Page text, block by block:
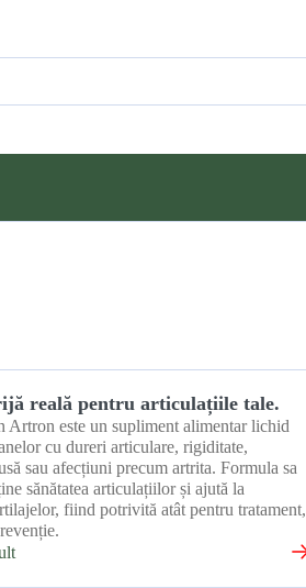
reală pentru articulațiile tale.
Artron este un supliment alimentar lichid
cu dureri articulare, rigiditate,
sau afecțiuni precum artrita. Formula sa
sănătatea articulațiilor și ajută la
fiind potrivită atât pentru tratament,